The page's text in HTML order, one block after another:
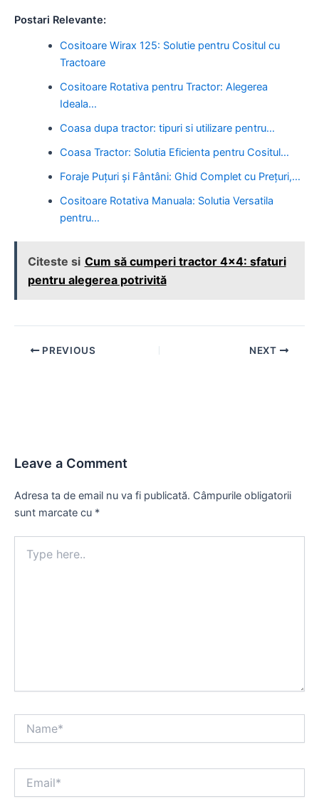
Postari Relevante:
Cositoare Wirax 125: Solutie pentru Cositul cu
Tractoare
Cositoare Rotativa pentru Tractor: Alegerea
Ideala…
Coasa dupa tractor: tipuri si utilizare pentru…
Coasa Tractor: Solutia Eficienta pentru Cositul…
Foraje Puțuri și Fântâni: Ghid Complet cu Prețuri,…
Cositoare Rotativa Manuala: Solutia Versatila
pentru…
Citeste si Cum să cumperi tractor 4x4: sfaturi
pentru alegerea potrivită
Post PREVIOUS NEXT
Leave a Comment
Adresa ta de email nu va fi publicată. Câmpurile obligatorii
sunt marcate cu *
here..